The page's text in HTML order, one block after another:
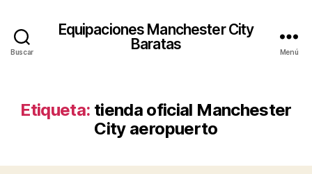
Buscar
Equipaciones Manchester City
Baratas
Menú
Etiqueta: tienda oficial Manchester
City aeropuerto